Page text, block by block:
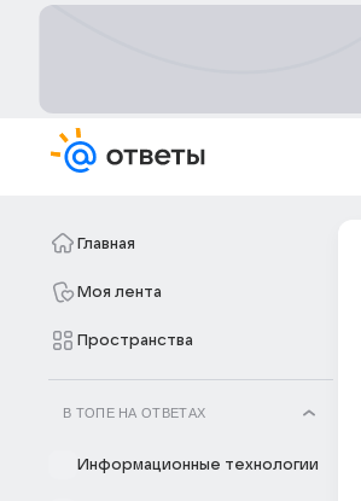
Главная
Моя лента
Пространства
В ТОПЕ НА ОТВЕТАХ
Информационные технологии